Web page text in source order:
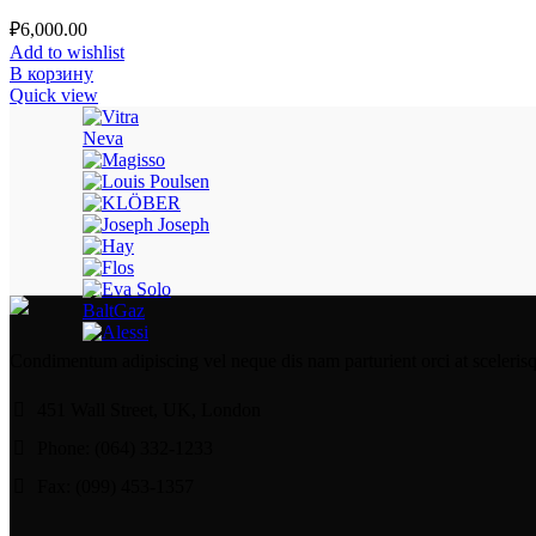
₽6,000.00
Add to wishlist
В корзину
Quick view
Neva
BaltGaz